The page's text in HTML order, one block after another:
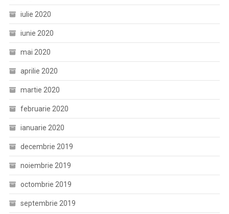
iulie 2020
iunie 2020
mai 2020
aprilie 2020
martie 2020
februarie 2020
ianuarie 2020
decembrie 2019
noiembrie 2019
octombrie 2019
septembrie 2019